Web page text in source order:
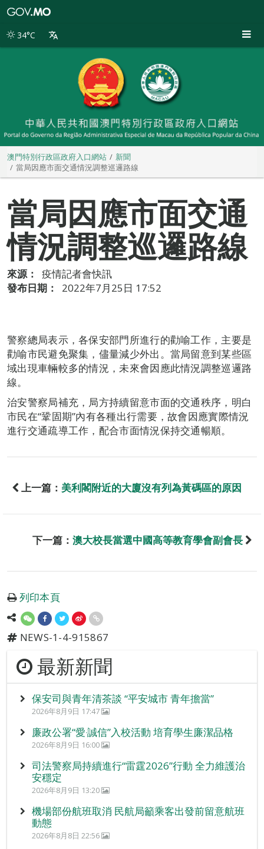
別
34°C
澳門特別行政區政府入口網站
新聞
當局因應市面交通情況調整巡邏路線
當局因應市面交通
情況調整巡邏路線
來源：
疫情記者會快訊
發布日期：
2022年7月25日 17:52
警察總局表示，各保安部門所進行的勸喻工作，主要是
勸喻市民避免聚集，儘量減少外出。當局留意到某些區
域出現車輛較多的情況，未來會因應此情況調整巡邏路
線。
治安警察局補充，局方持續留意市面的交通秩序，明白
市民在“鞏固期”內有各種出行需要，故會因應實際情況
進行交通疏導工作，配合市面情況保持交通暢順。
上一篇： 美利閣附近的大廈沒有列為黃碼區的原因
下一篇： 澳大校長當選中國高等教育學會副會長
列印本頁
NEWS-1-4-915867
最新新聞
保安司與青年清茶談 “平安城市 青年擔當”
2026年8月9日 17:47
廉政公署“愛‧誠信”入校活動 培育學生廉潔品格
2026年8月9日 16:00
司法警察局持續進行“雷霆2026”行動 全力維護治
安穩定
2026年8月9日 13:20
機場部份航班取消 民航局籲乘客出發前留意航班
動態
2026年8月8日 22:56